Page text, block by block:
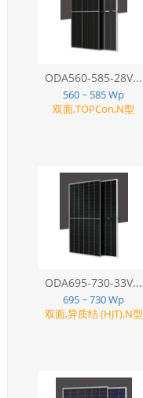
ODA560-585-28V...
560 ~ 585 Wp
双面,TOPCon,N型
ODA695-730-33V...
695 ~ 730 Wp
双面,异质结 (HJT),N型